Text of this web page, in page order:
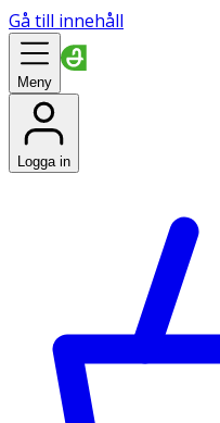
Gå till innehåll
Meny
Logga in